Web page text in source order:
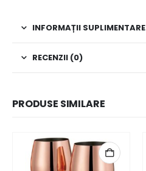
INFORMAȚII SUPLIMENTARE
RECENZII (0)
PRODUSE SIMILARE